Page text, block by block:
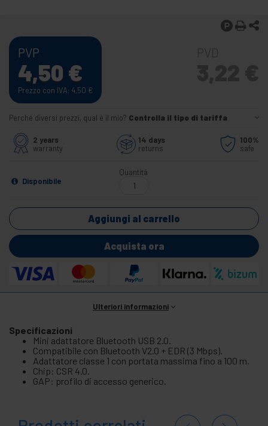
PVP
4,50 €
Prezzo con IVA: 4,50 €
Perché diversi prezzi, qual è il mio? Controlla il tipo di tariffa
2 years
warranty
14 days
returns
100%
safe
Disponibile
Quantità
Aggiungi al carrello
Acquista ora
Ulteriori informazioni
Specificazioni
Mini adattatore Bluetooth USB 2.0.
Compatibile con Bluetooth V2.0 + EDR (3 Mbps).
Adattatore classe 1 con portata massima fino a 100 m.
Chip: CSR 4.0.
GAP: profilo di accesso generico.